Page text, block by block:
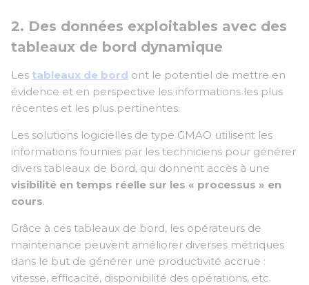
2. Des données exploitables avec des
tableaux de bord dynamique
Les tableaux de bord ont le potentiel de mettre en
évidence et en perspective les informations les plus
récentes et les plus pertinentes.
Les solutions logicielles de type GMAO utilisent les
informations fournies par les techniciens pour générer
divers tableaux de bord, qui donnent accès à une
visibilité en temps réelle sur les « processus » en
cours.
Grâce à ces tableaux de bord, les opérateurs de
maintenance peuvent améliorer diverses métriques
dans le but de générer une productivité accrue :
vitesse, efficacité, disponibilité des opérations, etc.